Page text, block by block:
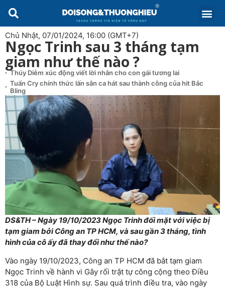
Chủ Nhật, 07/01/2024, 16:00 (GMT+7)
Ngọc Trinh sau 3 tháng tạm
giam như thế nào ?
Thúy Diễm xúc động viết lời nhắn cho con gái tương lai
Tuấn Cry chính thức lấn sân ca hát sau thành công của hit Bắc
Bling
DS&TH – Ngày 19/10/2023 Ngọc Trinh đối mặt với việc bị
tạm giam bởi Công an TP HCM, và sau gần 3 tháng, tình
hình của cô ấy đã thay đổi như thế nào?
Vào ngày 19/10/2023, Công an TP HCM đã bắt tạm giam
Ngọc Trinh về hành vi Gây rối trật tự công cộng theo Điều
318 của Bộ Luật Hình sự. Sau quá trình điều tra, vào ngày